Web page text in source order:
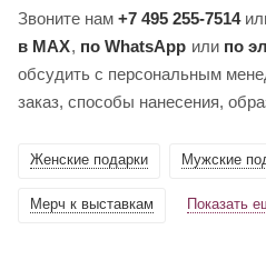
Звоните нам +7 495 255-7514
в MAX, по WhatsApp или по
обсудить с персональным
заказ, способы нанесения,
Женские подарки Мужские
Мерч к выставкам Показать